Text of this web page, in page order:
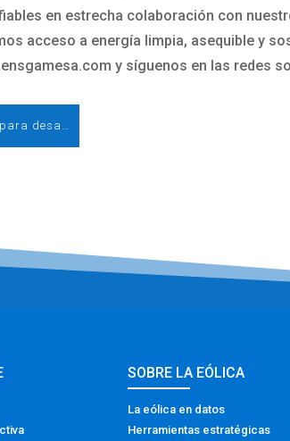
en estrecha colaboración con
acceso a energía limpia, asequible y
y síguenos en las redes
Corio Generation se asocia con Q-Energy para desarrollar el potencial eólico marino de España
SOBRE LA EÓLICA
La eólica en datos
Herramientas estratégicas